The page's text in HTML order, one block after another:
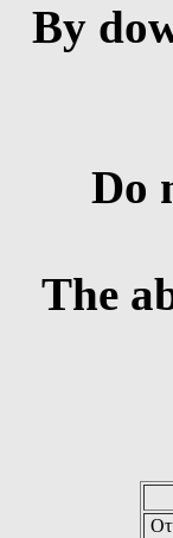
By
Do
The